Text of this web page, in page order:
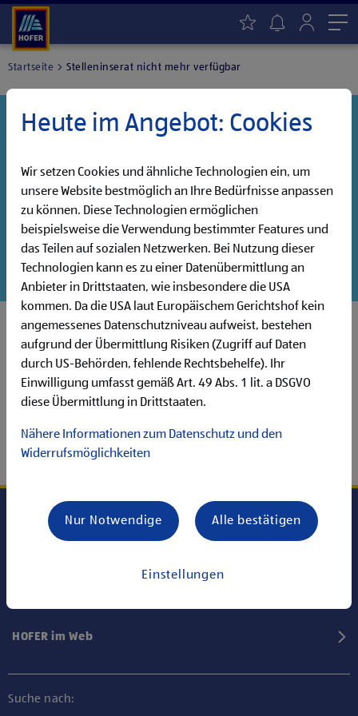
Startseite Stelleninserat nicht mehr verfügbar
haben noch weitere Jobs, die auf dich warten!
Danke für dein Interesse!
Entdecke unsere offenen Jobs oder abonniere deinen
persönlichen Jobalarm:
Jobsuche Jobalarm
HOFER im Web
Suche nach:
Heute im Angebot: Cookies
Wir setzen Cookies und ähnliche Technologien ein, um
unsere Website bestmöglich an Ihre Bedürfnisse anpassen
zu können. Diese Technologien ermöglichen
beispielsweise die Verwendung bestimmter Features und
das Teilen auf sozialen Netzwerken. Bei Nutzung dieser
Technologien kann es zu einer Datenübermittlung an
Anbieter in Drittstaaten, wie insbesondere die USA
kommen. Da die USA laut Europäischem Gerichtshof kein
angemessenes Datenschutzniveau aufweist, bestehen
aufgrund der Übermittlung Risiken (Zugriff auf Daten
durch US-Behörden, fehlende Rechtsbehelfe). Ihr
Einwilligung umfasst gemäß Art. 49 Abs. 1 lit. a DSGVO
diese Übermittlung in Drittstaaten.
Nähere Informationen zum Datenschutz und den
Widerrufsmöglichkeiten
Einstellungen
Nur Notwendige Alle bestätigen